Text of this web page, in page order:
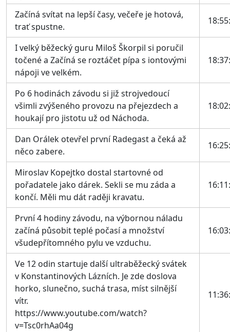
Začíná svítat na lepší časy, večeře je hotová,
trať spustne.
I velký běžecký guru Miloš Škorpil si poručil
točené a Začíná se roztáčet pípa s iontovými
nápoji ve velkém.
Po 6 hodinách závodu si již strojvedoucí
všimli zvýšeného provozu na přejezdech a
houkají pro jistotu už od Náchoda.
Dan Orálek otevřel první Radegast a čeká až
něco zabere.
Miroslav Kopejtko dostal startovné od
pořadatele jako dárek. Sekli se mu záda a
končí. Měli mu dát raději kravatu.
První 4 hodiny závodu, na výbornou náladu
začíná působit teplé počasí a množství
všudepřítomného pylu ve vzduchu.
Ve 12 odin startuje další ultraběžecký svátek
v Konstantinových Lázních. Je zde doslova
horko, slunečno, suchá trasa, míst silnější
vítr.
https://www.youtube.com/watch?
v=Tsc0rhAa04g